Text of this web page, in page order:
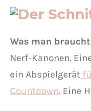
Was man
Nerf-Kanonen.
ein Abspielgerät
Countdown. Eine